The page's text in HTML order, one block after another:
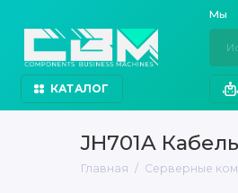
Мы
КАТАЛОГ
JH701A
Главная Серверные